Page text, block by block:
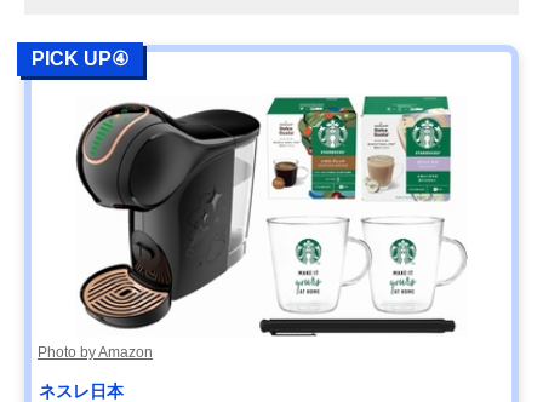
PICK UP④
Photo by Amazon
ネスレ日本